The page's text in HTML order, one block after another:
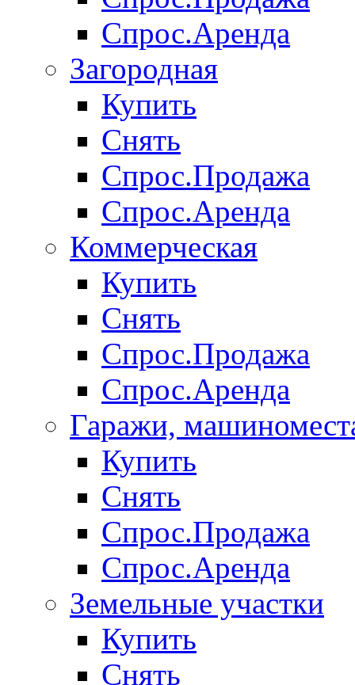
Спрос.Аренда
Загородная
Купить
Снять
Спрос.Продажа
Спрос.Аренда
Коммерческая
Купить
Снять
Спрос.Продажа
Спрос.Аренда
Гаражи,
Купить
Снять
Спрос.Продажа
Спрос.Аренда
Земельные участки
Купить
Снять